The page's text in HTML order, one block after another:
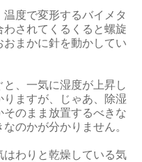
温度で変形するバイメタ
されてくるくると螺旋
まかに針を動かしてい
、一気に湿度が上昇し
ますが、じゃあ、除湿
のまま放置するべきな
のかが分かりません。
わりと乾燥している気